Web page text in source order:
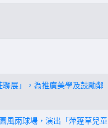
展」，為推廣美學及鼓勵鄰
風雨球場，演出「萍蓬草兒童